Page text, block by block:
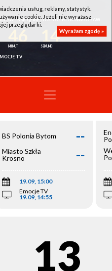
- KSK QEMETICA NOTEĆ INOWROCŁAW
14
TV
BS Polonia Bytom --
Miasto Szkła
Krosno
--
19.09, 15:00
Emocje TV
19.09, 14:55
13
usług, reklamy, statystyk.
cookie. Jeżeli nie wyrażasz
przeglądarki.
Wyrażam zgodę »